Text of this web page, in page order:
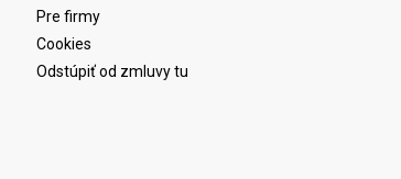
Pre firmy
Cookies
Odstúpiť od zmluvy tu